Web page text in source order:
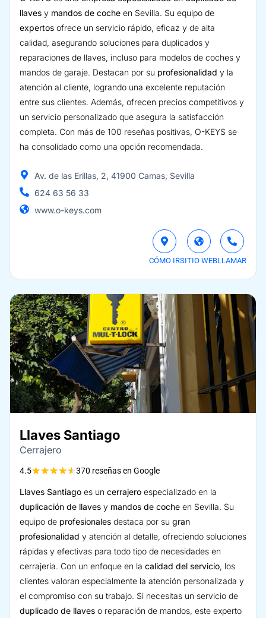
llaves y mandos de coche en Sevilla. Su equipo de
expertos ofrece un servicio rápido, eficaz y de alta
calidad, asegurando soluciones para duplicados y
reparaciones de llaves, incluso para modelos de coches y
mandos de garaje. Destacan por su profesionalidad y la
atención al cliente, logrando una excelente reputación
entre sus clientes. Además, ofrecen precios competitivos y
un servicio personalizado que asegura la satisfacción
completa. Con más de 100 reseñas positivas, O-KEYS se
ha consolidado como una opción recomendada.
Av. de las Erillas, 2, 41900 Camas, Sevilla
624 63 56 33
www.o-keys.com
CÓMO IRSITIO WEBLLAMAR
Llaves Santiago
Cerrajero
4.5★★★★★370 reseñas en Google
Llaves Santiago es un cerrajero especializado en la
duplicación de llaves y mandos de coche en Sevilla. Su
equipo de profesionales destaca por su gran
profesionalidad y atención al detalle, ofreciendo soluciones
rápidas y efectivas para todo tipo de necesidades en
cerrajería. Con un enfoque en la calidad del servicio, los
clientes valoran especialmente la atención personalizada y
el compromiso con su trabajo. Si necesitas un servicio de
duplicado de llaves o reparación de mandos, este experto